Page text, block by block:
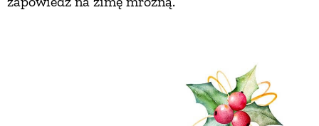
CIASTA I DESERY
PRZETWORY